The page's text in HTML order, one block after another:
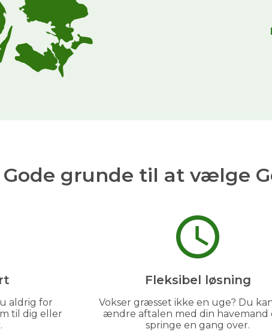
Gode grunde til at vælge
aldrig for
til dig eller
Fleksibel løsning
Vokser græsset ikke en uge? Du
ændre aftalen med din havemand
springe en gang over.